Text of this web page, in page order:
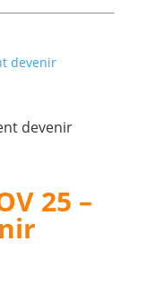
devenir
25 –